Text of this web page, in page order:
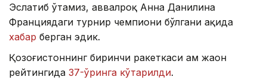
Эслатиб ўтамиз, аввалроқ Анна Данилина
Франциядаги турнир чемпиони бўлгани ҳақида
хабар берган эдик.
Қозоғистоннинг биринчи ракеткаси ҳам жаҳон
рейтингида 37-ўринга кўтарилди.